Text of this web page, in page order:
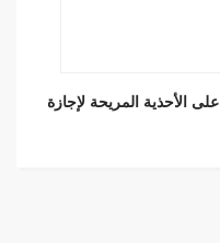
كروكس للأحذية — وفّر 10٪ على الأحذية المريحة لإجازة